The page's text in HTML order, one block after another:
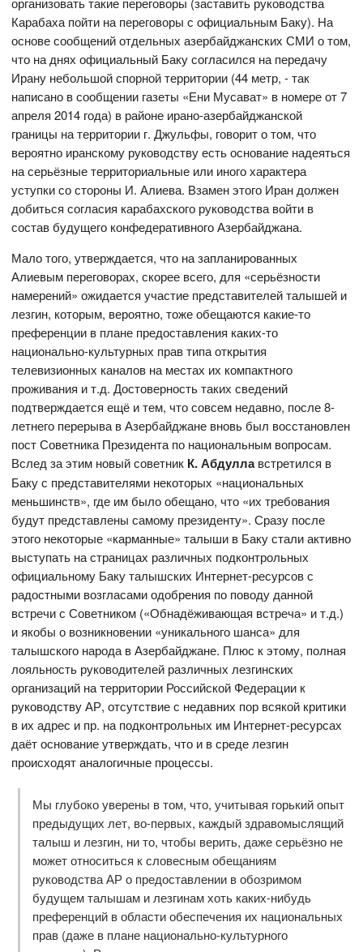
Карабаха пойти на переговоры с официальным Баку). На
основе сообщений отдельных азербайджанских СМИ о том,
что на днях официальный Баку согласился на передачу
Ирану небольшой спорной территории (44 метр, - так
написано в сообщении газеты «Ени Мусават» в номере от 7
апреля 2014 года) в районе ирано-азербайджанской
границы на территории г. Джульфы, говорит о том, что
вероятно иранскому руководству есть основание надеяться
на серьёзные территориальные или иного характера
уступки со стороны И. Алиева. Взамен этого Иран должен
добиться согласия карабахского руководства войти в
состав будущего конфедеративного Азербайджана.
Мало того, утверждается, что на запланированных
Алиевым переговорах, скорее всего, для «серьёзности
намерений» ожидается участие представителей талышей и
лезгин, которым, вероятно, тоже обещаются какие-то
преференции в плане предоставления каких-то
национально-культурных прав типа открытия
телевизионных каналов на местах их компактного
проживания и т.д. Достоверность таких сведений
подтверждается ещё и тем, что совсем недавно, после 8-
летнего перерыва в Азербайджане вновь был восстановлен
пост Советника Президента по национальным вопросам.
Вслед за этим новый советник К. Абдуллавстретился в
Баку с представителями некоторых «национальных
меньшинств», где им было обещано, что «их требования
будут представлены самому президенту». Сразу после
этого некоторые «карманные» талыши в Баку стали активно
выступать на страницах различных подконтрольных
официальному Баку талышских Интернет-ресурсов с
радостными возгласами одобрения по поводу данной
встречи с Советником («Обнадёживающая встреча» и т.д.)
и якобы о возникновении «уникального шанса» для
талышского народа в Азербайджане. Плюс к этому, полная
лояльность руководителей различных лезгинских
организаций на территории Российской Федерации к
руководству АР, отсутствие с недавних пор всякой критики
в их адрес и пр. на подконтрольных им Интернет-ресурсах
даёт основание утверждать, что и в среде лезгин
происходят аналогичные процессы.
Мы глубоко уверены в том, что, учитывая горький опыт
предыдущих лет, во-первых, каждый здравомыслящий
талыш и лезгин, ни то, чтобы верить, даже серьёзно не
может относиться к словесным обещаниям
руководства АР о предоставлении в обозримом
будущем талышам и лезгинам хоть каких-нибудь
преференций в области обеспечения их национальных
прав (даже в плане национально-культурного